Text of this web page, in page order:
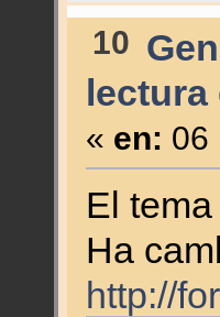
10
« en: 06
El
Ha
http://